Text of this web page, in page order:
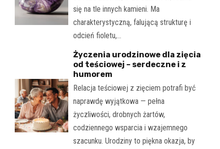
się na tle innych kamieni. Ma
charakterystyczną, falującą strukturę i
odcień fioletu,…
Życzenia urodzinowe dla zięcia
od teściowej – serdeczne i z
humorem
Relacja teściowej z zięciem potrafi być
naprawdę wyjątkowa — pełna
życzliwości, drobnych żartów,
codziennego wsparcia i wzajemnego
szacunku. Urodziny to piękna okazja, by